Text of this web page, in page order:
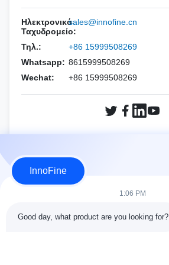
ΟΛΟΓΙΚΟ
Mindray
Philips
Samsung
ΑΛΛΕΣ ΜΑΡΚΕΣ
ΑΛΠΙΝΙΟ
Mindray
ΒΙΝΟ
PNF (CCR Needle)
Ηλεκτρονικό
Ταχυδρομείο:
sales@innofine.cn
Τηλ.:
+86 15999508269
Whatsapp: 8615999508269
Wechat:
+86 15999508269
InnoFine
1:06 PM
Good day, what product are you looking for?